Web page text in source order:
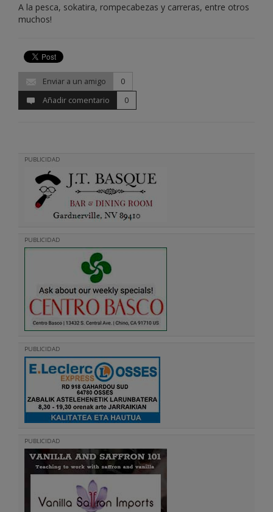
A la pesca, sokatira, rompecabezas y carreras, entre otros
muchos!
Enviar a un amigo
0
Añadir comentario
0
PUBLICIDAD
PUBLICIDAD
PUBLICIDAD
PUBLICIDAD